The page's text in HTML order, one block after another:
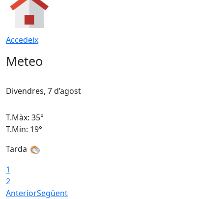
Accedeix
Meteo
Divendres, 7 d’agost
T.Màx: 35°
T.Min: 19°
Tarda
1
2
AnteriorSegüent